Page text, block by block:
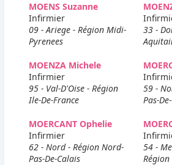
MOENS Suzanne
Infirmier
09 - Ariege - Région Midi-
Pyrenees
33 -
MOENZA Michele
Infirmier
95 - Val-D'Oise - Région
Ile-De-France
59 -
Pas-
MOERCANT Ophelie
Infirmier
62 - Nord - Région Nord-
Pas-De-Calais
54 -